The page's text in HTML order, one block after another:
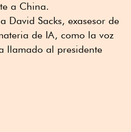
a China.
David Sacks, exasesor de
de IA, como la voz
llamado al presidente